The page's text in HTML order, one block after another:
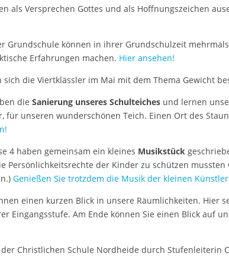
als Versprechen Gottes und als Hoffnungszeichen
Grundschule können in ihrer Grundschulzeit
Erfahrungen machen. Hier ansehen!
sich die Viertklässler im Mai mit dem Thema Gewicht
dieSanierung unseres Schulteiches und lernen
für unseren wunderschönen Teich. Einen Ort des
4 haben gemeinsam ein kleines Musikstück
Persönlichkeitsrechte der Kinder zu schützen mussten
Genießen Sie trotzdem die Musik der kleinen
einen kurzen Blick in unsere Räumlichkeiten. Hier
Eingangsstufe. Am Ende können Sie einen Blick auf
Christlichen Schule Nordheide durch Stufenleiterin